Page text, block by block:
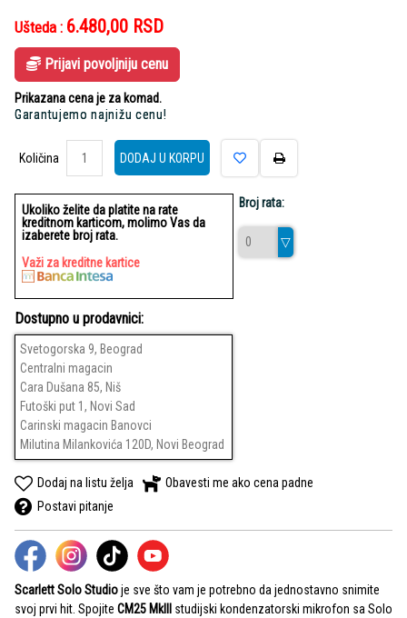
Ušteda : 6.480,00 RSD
Prijavi povoljniju cenu
Prikazana cena je za komad.
Garantujemo najnižu cenu!
Količina
Količina
DODAJ U KORPU
Ukoliko želite da platite na rate
kreditnom karticom, molimo Vas da
izaberete broj rata.
Važi za kreditne kartice
Broj rata:
Dostupno u prodavnici:
Svetogorska 9, Beograd
Centralni magacin
Cara Dušana 85, Niš
Futoški put 1, Novi Sad
Carinski magacin Banovci
Milutina Milankovića 120D, Novi Beograd
Dodaj na listu želja
Obavesti me ako cena padne
Postavi pitanje
Scarlett Solo Studioje sve što vam je potrebno da jednostavno snimite
svoj prvi hit. Spojite CM25 MkIII
studijski kondenzatorski mikrofon sa Solo